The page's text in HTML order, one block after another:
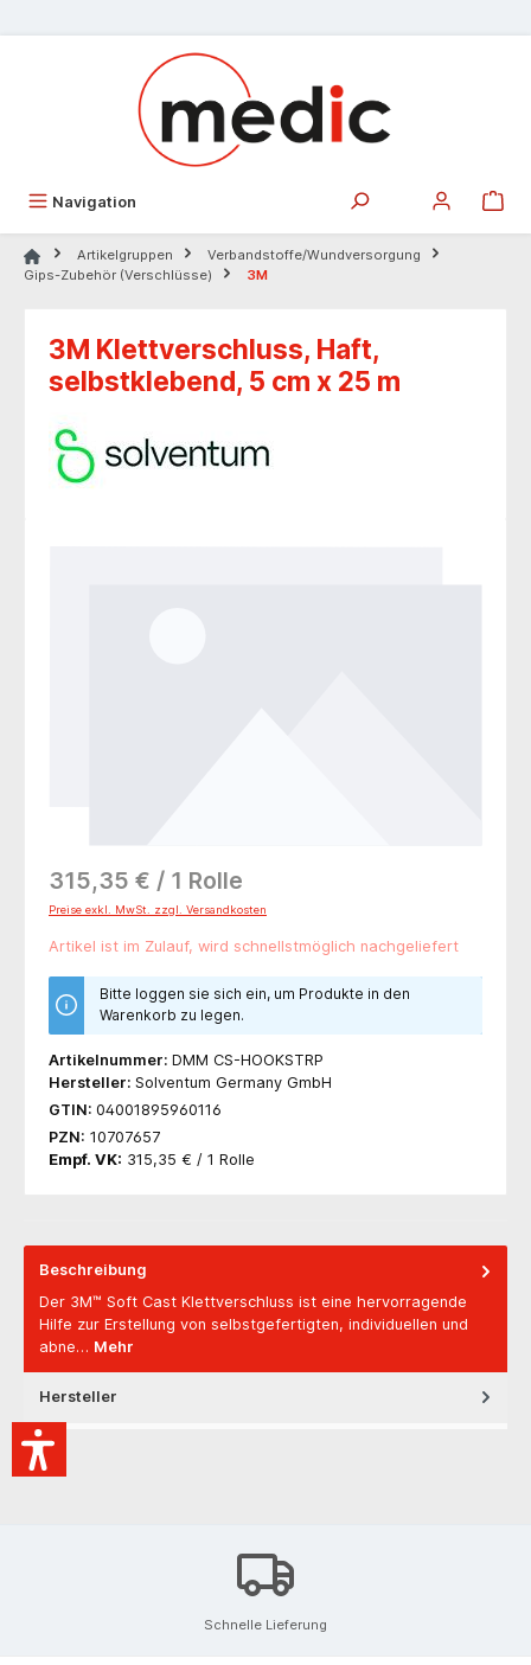
Navigation
Artikelgruppen
Verbandstoffe/Wundversorgung
Gips-Zubehör (Verschlüsse)
3M
3M Klettverschluss, Haft,
selbstklebend, 5 cm x 25 m
315,35 € / 1 Rolle
Preise exkl. MwSt. zzgl. Versandkosten
Artikel ist im Zulauf, wird schnellstmöglich nachgeliefert
Bitte loggen sie sich ein, um Produkte in den
Warenkorb zu legen.
Artikelnummer: DMM CS-HOOKSTRP
Hersteller: Solventum Germany GmbH
GTIN: 04001895960116
PZN: 10707657
Empf. VK: 315,35 € / 1 Rolle
Beschreibung
Der 3M™ Soft Cast Klettverschluss ist eine hervorragende
Hilfe zur Erstellung von selbstgefertigten, individuellen und
abne… Mehr
Hersteller
Schnelle Lieferung